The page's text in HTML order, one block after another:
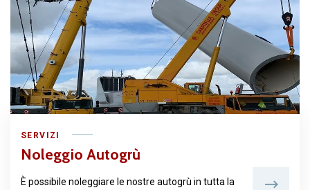
SERVIZI
Noleggio Autogrù
È possibile noleggiare le nostre autogrù in tutta la